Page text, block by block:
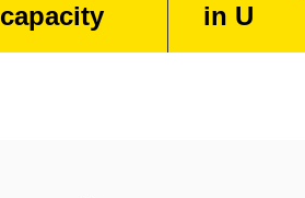
capacity
in U